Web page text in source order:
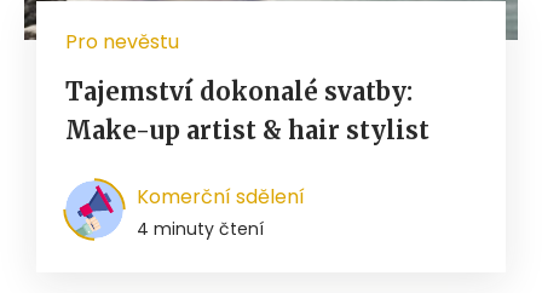
Pro nevěstu
Tajemství dokonalé svatby:
Make-up artist & hair stylist
Komerční sdělení
4 minuty čtení